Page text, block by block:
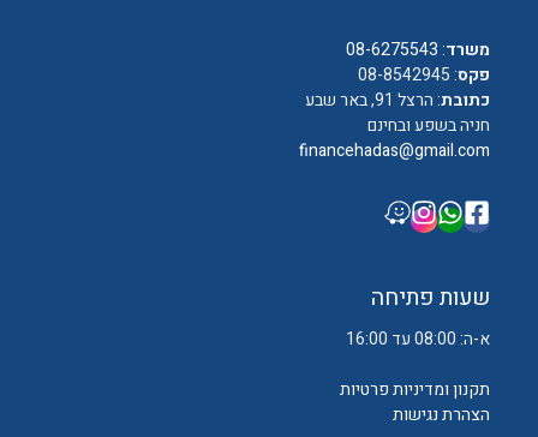
משרד:
08-6275543
פקס: 08-8542945
כתובת: הרצל 91, באר שבע
חניה בשפע ובחינם
financehadas@gmail.com
שעות פתיחה
א-ה: 08:00 עד 16:00
תקנון ומדיניות פרטיות
הצהרת נגישות